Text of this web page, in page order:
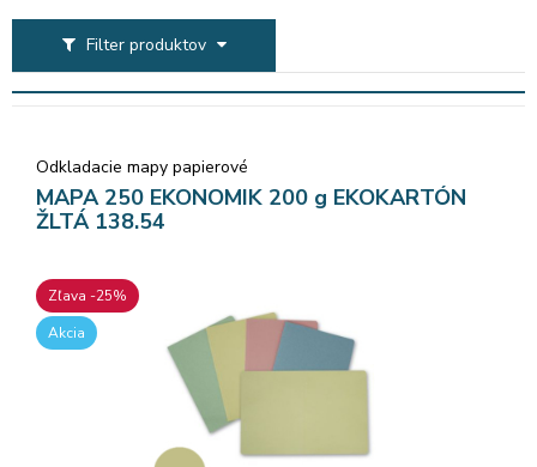
Filter produktov
Odkladacie mapy papierové
MAPA 250 EKONOMIK 200 g EKOKARTÓN
ŽLTÁ 138.54
Zľava -25%
Akcia